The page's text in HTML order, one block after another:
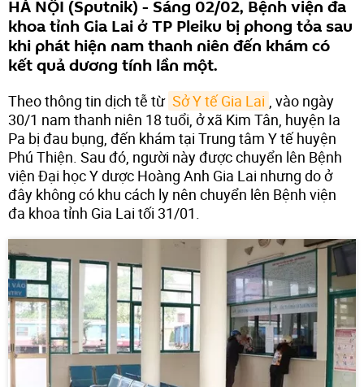
HÀ NỘI (Sputnik) - Sáng 02/02, Bệnh viện đa
khoa tỉnh Gia Lai ở TP Pleiku bị phong tỏa sau
khi phát hiện nam thanh niên đến khám có
kết quả dương tính lần một.
Theo thông tin dịch tễ từ Sở Y tế Gia Lai , vào ngày
30/1 nam thanh niên 18 tuổi, ở xã Kim Tân, huyện Ia
Pa bị đau bụng, đến khám tại Trung tâm Y tế huyện
Phú Thiện. Sau đó, người này được chuyển lên Bệnh
viện Đại học Y dược Hoàng Anh Gia Lai nhưng do ở
đây không có khu cách ly nên chuyển lên Bệnh viện
đa khoa tỉnh Gia Lai tối 31/01.